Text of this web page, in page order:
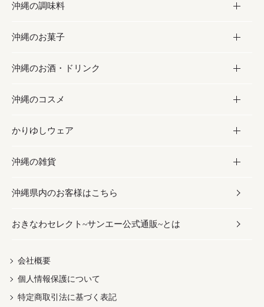
フルーツ・野菜
お肉
海産物
加工食品
缶詰／パウチ
沖縄料理
沖縄そば／乾麺
レトルト食品
乾物／粉類
沖縄の調味料
調味料
砂糖／黒砂糖
塩
お酢／ドレッシング
しょうゆ
みそ
だし／スパイス／島唐辛子
沖縄のお菓子
お菓子
黒糖
ちんすこう
伝統菓子
スナック
おつまみ
紅芋
沖縄のお酒・ドリンク
お酒・ドリンク
泡盛
ビール・チューハイ
ワイン・ウィスキー・カクテル
ドリンク
茶葉
沖縄のコスメ
コスメ
スキンケア
ボディケア
ヘアケア
UVケア
かりゆしウェア
かりゆしウェア
メンズ
レディース
沖縄の雑貨
雑貨
沖縄ファッション
伝統工芸品
沖縄県内のお客様はこちら
おきなわセレクト~サンエー公式通販~とは
会社概要
個人情報保護について
特定商取引法に基づく表記